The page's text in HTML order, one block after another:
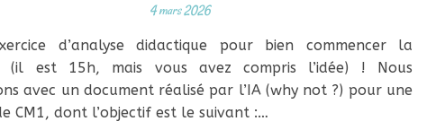
4 mars 2026
d’analyse didactique pour bien commencer la
(il est 15h, mais vous avez compris l’idée) ! Nous
avec un document réalisé par l’IA (why not ?) pour une
CM1, dont l’objectif est le suivant :…